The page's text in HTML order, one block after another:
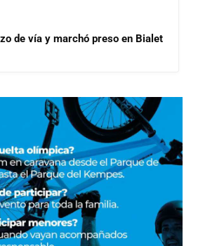
de vía y marchó preso en Bialet